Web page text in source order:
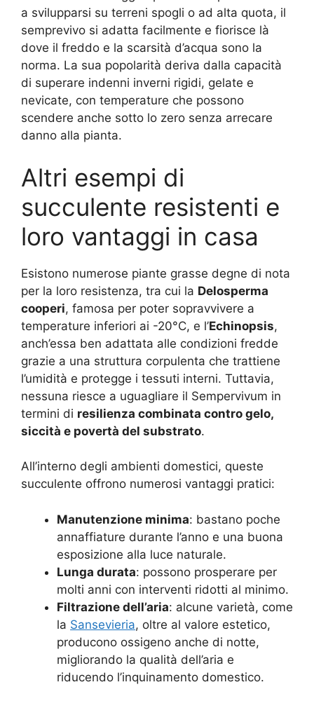
a svilupparsi su terreni spogli o ad alta quota, il
semprevivo si adatta facilmente e fiorisce là
dove il freddo e la scarsità d’acqua sono la
norma. La sua popolarità deriva dalla capacità
di superare indenni inverni rigidi, gelate e
nevicate, con temperature che possono
scendere anche sotto lo zero senza arrecare
danno alla pianta.
Altri esempi di
succulente resistenti e
loro vantaggi in casa
Esistono numerose piante grasse degne di nota
per la loro resistenza, tra cui la Delosperma
cooperi, famosa per poter sopravvivere a
temperature inferiori ai -20°C, e l’Echinopsis,
anch’essa ben adattata alle condizioni fredde
grazie a una struttura corpulenta che trattiene
l’umidità e protegge i tessuti interni. Tuttavia,
nessuna riesce a uguagliare il Sempervivum in
termini di resilienza combinata contro gelo,
siccità e povertà del substrato.
All’interno degli ambienti domestici, queste
succulente offrono numerosi vantaggi pratici:
Manutenzione minima: bastano poche
annaffiature durante l’anno e una buona
esposizione alla luce naturale.
Lunga durata: possono prosperare per
molti anni con interventi ridotti al minimo.
Filtrazione dell’aria: alcune varietà, come
la Sansevieria, oltre al valore estetico,
producono ossigeno anche di notte,
migliorando la qualità dell’aria e
riducendo l’inquinamento domestico.